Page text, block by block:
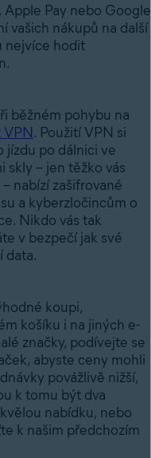
Apple Pay nebo Google
vašich nákupů na další
nejvíce hodit
běžném pohybu na
VPN. Použití VPN si
jízdu po dálnici ve
skly – jen těžko vás
nabízí zašifrované
a kyberzločincům o
Nikdo vás tak
v bezpečí jak své
data.
koupi,
košíku i na jiných e-
značky, podívejte se
abyste ceny mohli
povážlivě nižší,
k tomu být dva
nabídku, nebo
k našim předchozím